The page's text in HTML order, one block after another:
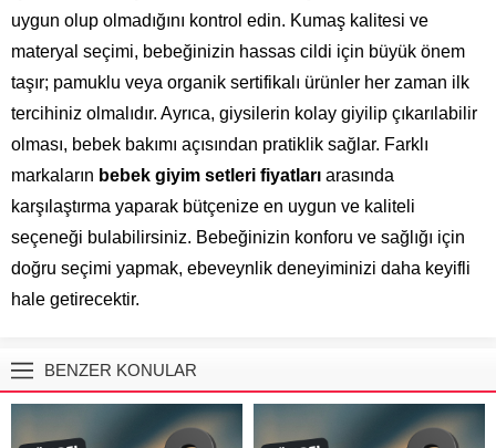
uygun olup olmadığını kontrol edin. Kumaş kalitesi ve
materyal seçimi, bebeğinizin hassas cildi için büyük önem
taşır; pamuklu veya organik sertifikalı ürünler her zaman ilk
tercihiniz olmalıdır. Ayrıca, giysilerin kolay giyilip çıkarılabilir
olması, bebek bakımı açısından pratiklik sağlar. Farklı
markaların bebek giyim setleri fiyatları arasında
karşılaştırma yaparak bütçenize en uygun ve kaliteli
seçeneği bulabilirsiniz. Bebeğinizin konforu ve sağlığı için
doğru seçimi yapmak, ebeveynlik deneyiminizi daha keyifli
hale getirecektir.
BENZER KONULAR